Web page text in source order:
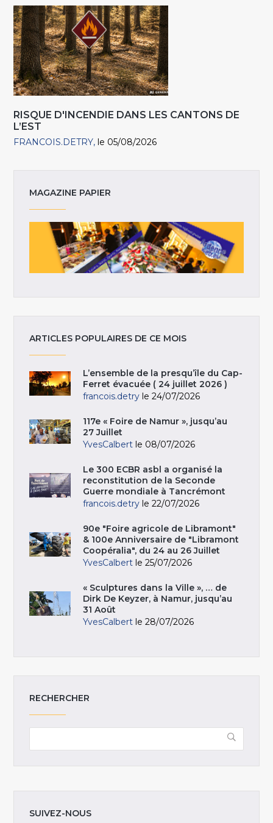
RISQUE D'INCENDIE DANS LES CANTONS DE
L’EST
FRANCOIS.DETRY le 05/08/2026
MAGAZINE PAPIER
ARTICLES POPULAIRES DE CE MOIS
L’ensemble de la presqu’île du Cap-
Ferret évacuée ( 24 juillet 2026 )
francois.detry le 24/07/2026
117e « Foire de Namur », jusqu’au
27 Juillet
YvesCalbert le 08/07/2026
Le 300 ECBR asbl a organisé la
reconstitution de la Seconde
Guerre mondiale à Tancrémont
francois.detry le 22/07/2026
90e "Foire agricole de Libramont"
& 100e Anniversaire de "Libramont
Coopéralia", du 24 au 26 Juillet
YvesCalbert le 25/07/2026
« Sculptures dans la Ville », … de
Dirk De Keyzer, à Namur, jusqu’au
31 Août
YvesCalbert le 28/07/2026
RECHERCHER
SUIVEZ-NOUS